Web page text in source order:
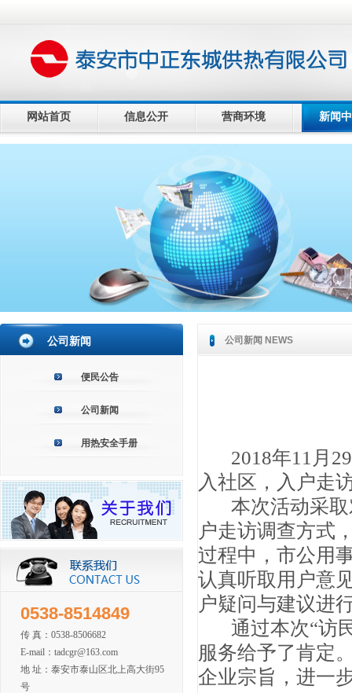
网站首页 信息公开 营商环境 新闻
公司新闻
便民公告
公司新闻
用热安全手册
0538-8514849
传 真：0538-8506682
E-mail：tadcgr@163.com
地 址：泰安市泰山区北上高大街95
号
公司新闻 NEWS
2018年11月
入社区，入户走
本次活动采
户走访调查方式
过程中，市公用
认真听取用户意
户疑问与建议进
通过本次“访
服务给予了肯定
企业宗旨，进一